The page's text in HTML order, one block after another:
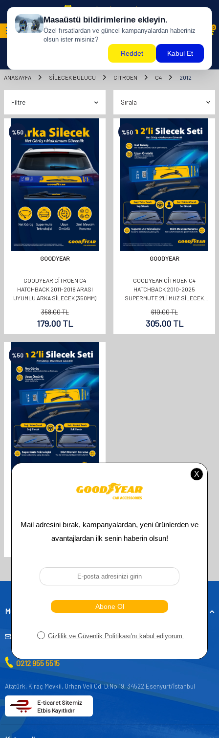
500 TL ÜZERİ KARGO BİZDEN !
0
ANASAYFA SILECEK BULUCU CITROEN C4 2012
Filtre
%50
GOODYEAR
GOODYEAR CITROEN C4
HATCHBACK 2011-2018 ARASI
UYUMLU ARKA SILECEK (350MM)
358,00TL
179,00 TL
%50
GOODYEAR
GOODYEAR CITROEN C4
HATCHBACK 2010-2025
SUPERMUTE 2'LI MUZ SILECEK
610,00TL
305,00TL
%50
TAKIMI 2010-2019 HATCHBACK
TL
Toplam ürün bulunmaktadır.
Müşteri Hizmetleri
musteridestek@goodyearotoaksesuar.com.tr
0212 955 5515
Atatürk, Kıraç Mevkii, Orhan Veli Cd. D:No:19, 34522 Esenyurt/İstanbul
E-ticaret Sitemiz
Etbis Kayıtlıdır